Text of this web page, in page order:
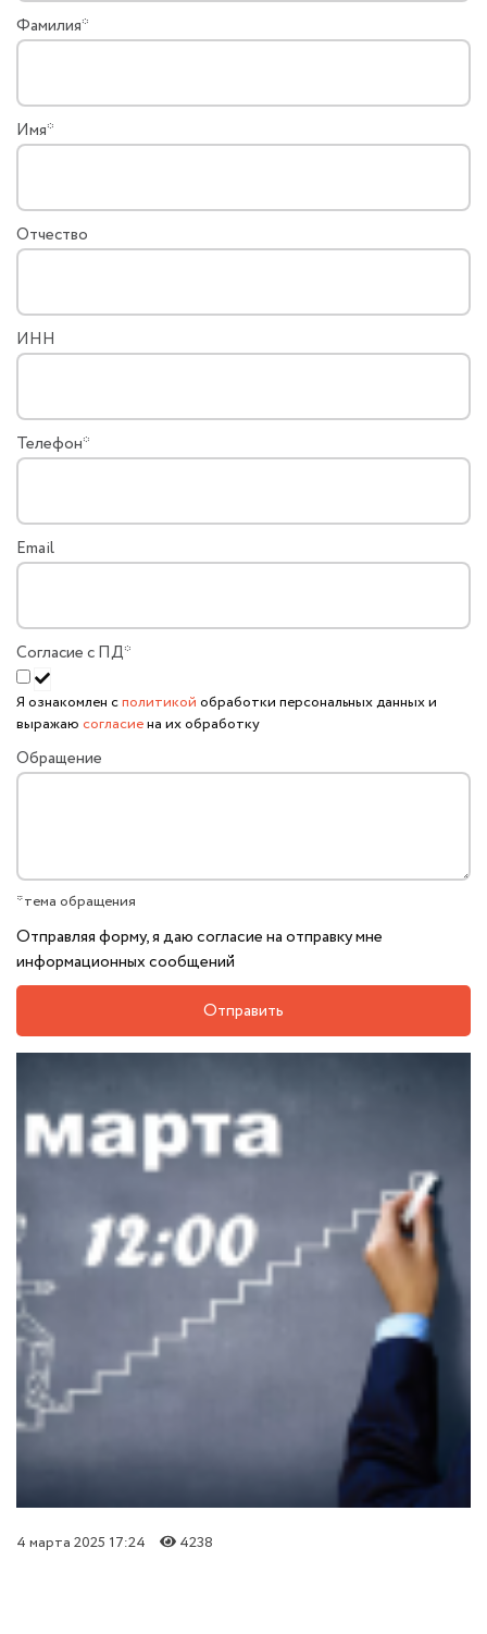
Фамилия*
Имя*
Отчество
ИНН
Телефон*
Email
Согласие с ПД*
Я ознакомлен сполитикой обработки персональных данных и
выражаю согласиена их обработку
Обращение
*тема обращения
Отправляя форму, я даю согласие на отправку мне
информационных сообщений
Отправить
4 марта 2025 17:24 4238